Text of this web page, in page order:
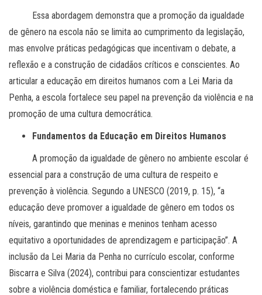
Essa abordagem demonstra que a promoção da igualdade
de gênero na escola não se limita ao cumprimento da legislação,
mas envolve práticas pedagógicas que incentivam o debate, a
reflexão e a construção de cidadãos críticos e conscientes. Ao
articular a educação em direitos humanos com a Lei Maria da
Penha, a escola fortalece seu papel na prevenção da violência e na
promoção de uma cultura democrática.
Fundamentos da Educação em Direitos Humanos
A promoção da igualdade de gênero no ambiente escolar é
essencial para a construção de uma cultura de respeito e
prevenção à violência. Segundo a UNESCO (2019, p. 15), “a
educação deve promover a igualdade de gênero em todos os
níveis, garantindo que meninas e meninos tenham acesso
equitativo a oportunidades de aprendizagem e participação”. A
inclusão da Lei Maria da Penha no currículo escolar, conforme
Biscarra e Silva (2024), contribui para conscientizar estudantes
sobre a violência doméstica e familiar, fortalecendo práticas